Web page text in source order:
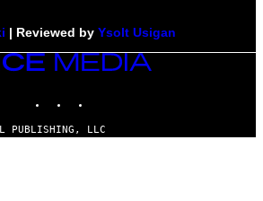
| Reviewed by Ysolt Usigan
PUBLISHING, LLC